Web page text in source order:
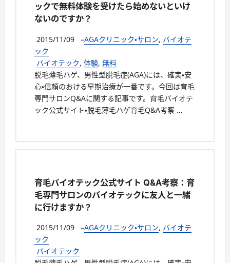
ックで無料体験を受けたら始めないといけ
ないのですか？
2015/11/09 –AGAクリニック・サロン, バイオテ
ック
バイオテック, 体験, 無料
脱毛薄毛ハゲ、男性型脱毛症(AGA)には、確実・安
心・信頼のおける早期治療が一番です。今回は育毛
専門サロンQ&Aに関する記事です。育毛バイオテ
ック公式サイト・脱毛薄毛ハゲ育毛Q&A考察 …
育毛バイオテック公式サイト Q&A考察：育
毛専門サロンのバイオテックに友人と一緒
に行けますか？
2015/11/09 –AGAクリニック・サロン, バイオテ
ック
バイオテック